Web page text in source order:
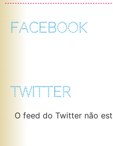
FACEBOOK
TWITTER
O feed do Twitter não